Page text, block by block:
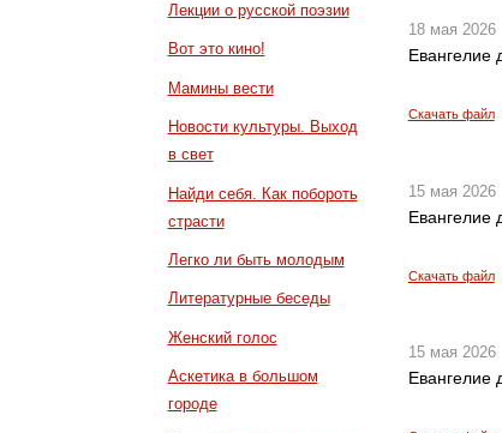
Лекции о русской поэзии
Вот это кино!
Мамины вести
Новости культуры. Выход
в свет
Найди себя. Как побороть
страсти
Легко ли быть молодым
Литературные беседы
Женский голос
Аскетика в большом
городе
18 мая 2026
Евангелие
Скачать файл
15 мая 2026
Евангелие
Скачать файл
15 мая 2026
Евангелие